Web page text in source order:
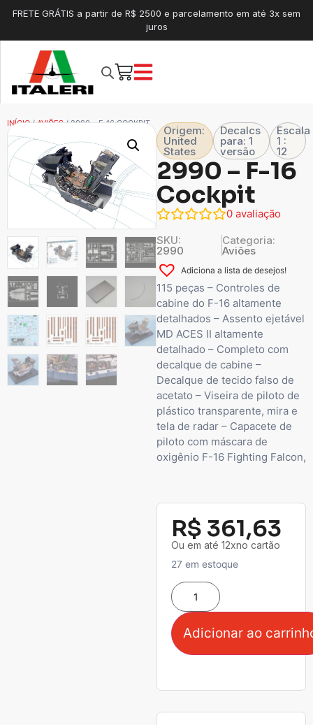
FRETE GRÁTIS a partir de R$ 2500 e parcelamento em até 3x sem
juros
INÍCIO/AVIÕES/ 2990 – F-16 COCKPIT
Origem:
United
States
Decalcs
para: 1
versão
Escala
1 :
12
2990 – F-16
Cockpit
0 avaliação
SKU:
2990
Categoria:
Aviões
Adiciona a lista de desejos!
115 peças – Controles de
cabine do F-16 altamente
detalhados – Assento ejetável
MD ACES II altamente
detalhado – Completo com
decalque de cabine –
Decalque de tecido falso de
acetato – Viseira de piloto de
plástico transparente, mira e
tela de radar – Capacete de
piloto com máscara de
oxigênio F-16 Fighting Falcon,
R$ 361,63
Ou em até 12xno cartão
27 em estoque
Adicionar ao